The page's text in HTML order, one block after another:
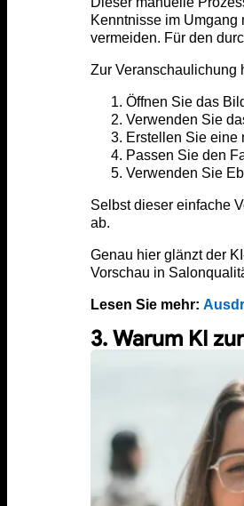
Kenntnisse im
vermeiden. Für den
Zur Veranschaulichung
Öffnen Sie das
Verwenden Sie
Erstellen Sie eine
Passen Sie den
Verwenden Sie
Selbst dieser einfache
ab.
Genau hier glänzt der
Vorschau in
Lesen Sie mehr:
3. Warum KI